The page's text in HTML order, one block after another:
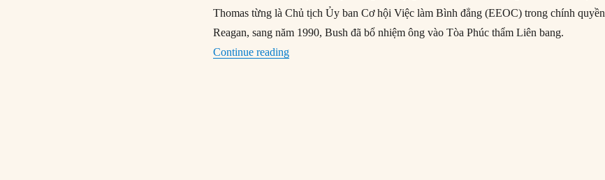
Thomas từng là Chủ tịch Ủy ban Cơ hội Việc làm Bình đẳng (EEOC) trong chính quyền
Reagan, sang năm 1990, Bush đã bổ nhiệm ông vào Tòa Phúc thẩm Liên bang.
Continue reading“15/10/1991: Clarence Thomas trở thành Thẩm phán Tối cao Pháp viện”